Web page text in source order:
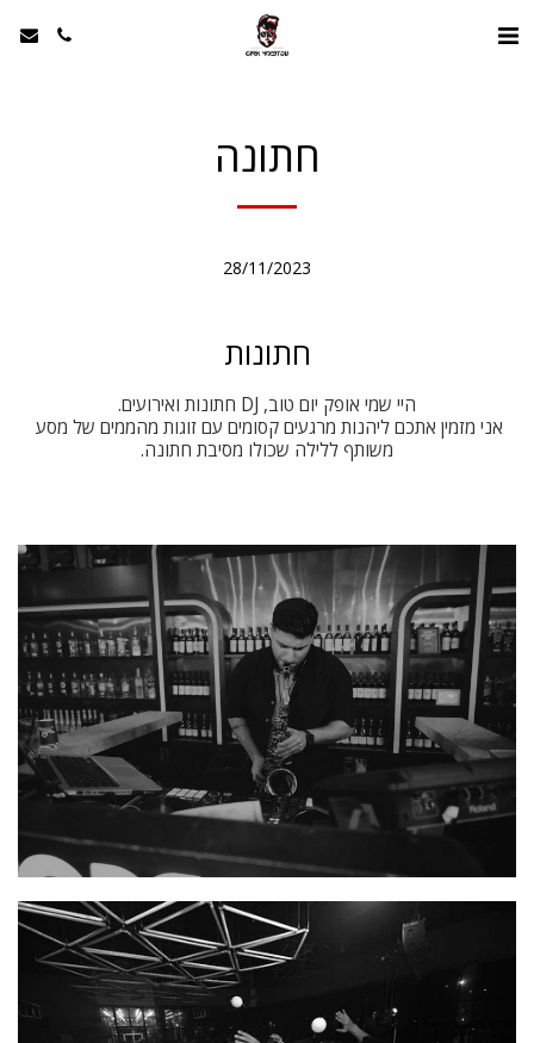
חתונה
28/11/2023
חתונות
משותף ללילה שכולו מסיבת חתונה.